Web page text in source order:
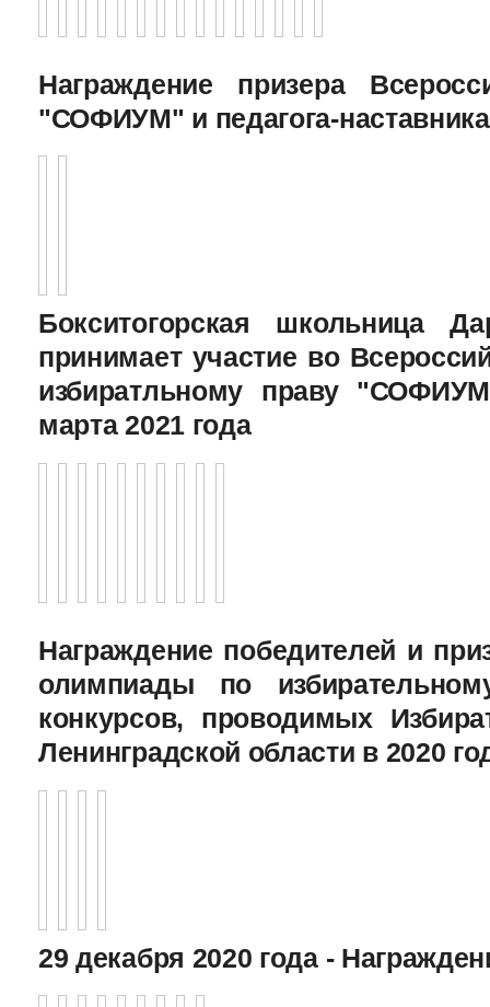
Награждение призера
"СОФИУМ" и педагога-наставника
Бокситогорская школьница
принимает участие во
избиратльному праву
марта 2021 года
Награждение победителей и
олимпиады по
конкурсов, проводимых
Ленинградской области в 2020
29 декабря 2020 года -